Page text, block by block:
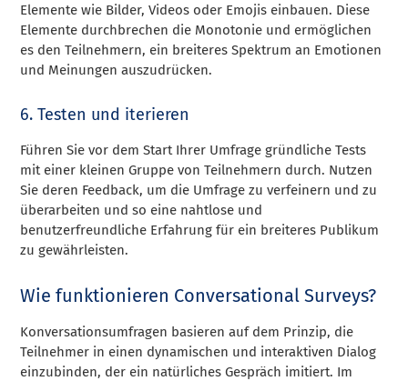
Elemente wie Bilder, Videos oder Emojis einbauen. Diese
Elemente durchbrechen die Monotonie und ermöglichen
es den Teilnehmern, ein breiteres Spektrum an Emotionen
und Meinungen auszudrücken.
6. Testen und iterieren
Führen Sie vor dem Start Ihrer Umfrage gründliche Tests
mit einer kleinen Gruppe von Teilnehmern durch. Nutzen
Sie deren Feedback, um die Umfrage zu verfeinern und zu
überarbeiten und so eine nahtlose und
benutzerfreundliche Erfahrung für ein breiteres Publikum
zu gewährleisten.
Wie funktionieren Conversational Surveys?
Konversationsumfragen basieren auf dem Prinzip, die
Teilnehmer in einen dynamischen und interaktiven Dialog
einzubinden, der ein natürliches Gespräch imitiert. Im